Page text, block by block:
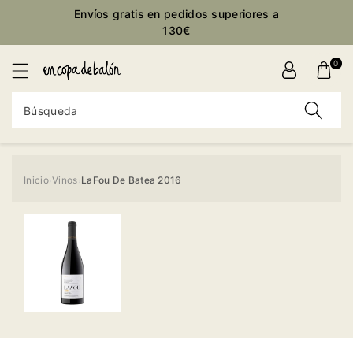
Envíos gratis en pedidos superiores a
130€
Búsqueda
0
Inicio›Vinos LaFou De Batea 2016
producto